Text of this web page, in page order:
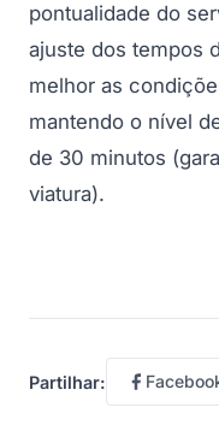
pontualidade do
ajuste dos tempos
melhor as
mantendo o nível
de 30 minutos
viatura).
Partilhar: